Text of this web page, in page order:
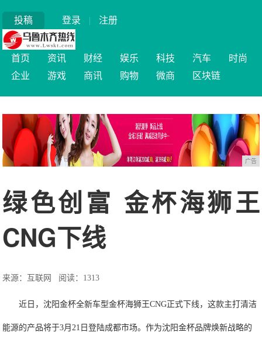
投稿 登录 | 注册
首页 资讯 财经 娱乐 科技 汽车
时尚
企业
游戏 商讯 购物 微商 区块链
广告
绿色创富 金杯海狮王
CNG下线
来源：互联网 阅读：1313
近日，沈阳金杯全新车型金杯海狮王CNG正式下线，这款主打清洁
能源的产品将于3月21日登陆成都市场。作为沈阳金杯品牌焕新战略的